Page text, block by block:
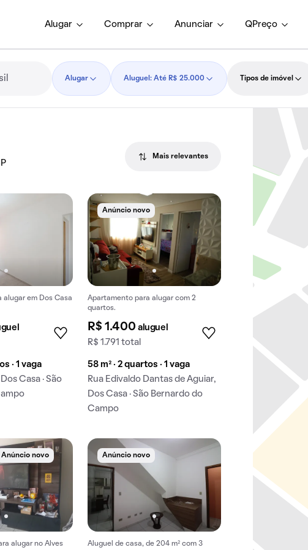
Alugar Comprar Anunciar QPreço
Alugar Aluguel: Até R$ 25.000 Tipos de imóvel
Mais relevantes
alugar em Dos Casa
· 1 vaga
Casa · São
Anúncio novo
Apartamento para alugar com 2
quartos.
R$ 1.400 aluguel
R$ 1.791 total
58 m² · 2 quartos · 1 vaga
Rua Edivaldo Dantas de Aguiar,
Dos Casa · São Bernardo do
Campo
Anúncio novo
alugar no Alves
Anúncio novo
Aluguel de casa, de 204 m² com 3